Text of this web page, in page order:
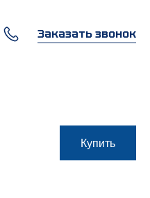
Заказать звонок
Купить